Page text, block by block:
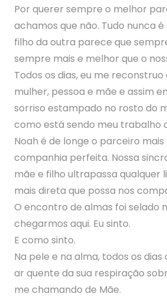
Por querer sempre o melhor
achamos que não. Tudo nunca
filho da outra parece que
sempre mais e melhor que o
Todos os dias, eu me
mulher, pessoa e mãe e assim
sorriso estampado no rosto do
como está sendo meu trabalho
Noah é de longe o parceiro mais
companhia perfeita. Nossa
mãe e filho ultrapassa qualquer
mais direta que possa nos
O encontro de almas foi selado
chegarmos aqui. Eu sinto.
E como sinto.
Na pele e na alma, todos os dias
ar quente da sua respiração
me chamando de Mãe.